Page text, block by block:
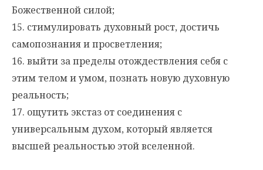
Божественной силой;
15. стимулировать духовный рост, достичь
самопознания и просветления;
16. выйти за пределы отождествления себя с
этим телом и умом, познать новую духовную
реальность;
17. ощутить экстаз от соединения с
универсальным духом, который является
высшей реальностью этой вселенной.